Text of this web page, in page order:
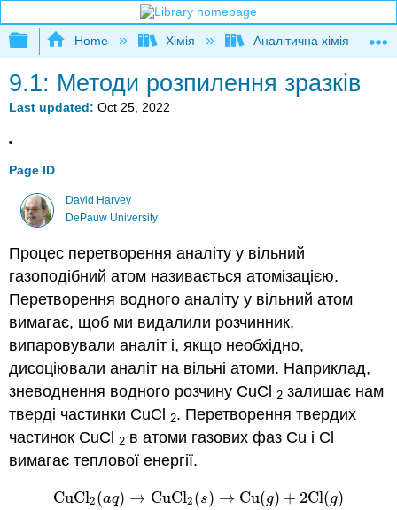
Expand/collapse global hierarchy
Home Хімія Аналітична хімія
9.1: Методи розпилення зразків
Last updated Oct 25, 2022
Page ID
David Harvey
DePauw University
Процес перетворення аналіту у вільний
газоподібний атом називається атомізацією.
Перетворення водного аналіту у вільний атом
вимагає, щоб ми видалили розчинник,
випаровували аналіт і, якщо необхідно,
дисоціювали аналіт на вільні атоми. Наприклад,
зневоднення водного розчину CuCl 2 залишає нам
тверді частинки CuCl 2. Перетворення твердих
частинок CuCl 2 в атоми газових фаз Cu і Cl
вимагає теплової енергії.
CuCl2(aq) → CuCl2(s) → Cu(g) + 2Cl(g)
CuCl2(a q)→CuCl2(s → Cu(g)+2Cl(g)